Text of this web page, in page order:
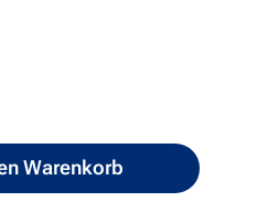
Wert ein
Warenkorb